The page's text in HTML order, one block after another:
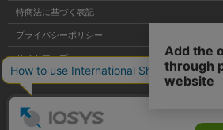
特商法に基づく表記
プライバシーポリシー
サイトマップ